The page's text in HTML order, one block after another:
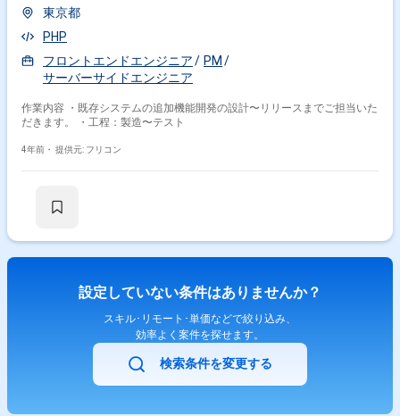
東京都
PHP
フロントエンドエンジニア
PM
サーバーサイドエンジニア
作業内容 ・既存システムの追加機能開発の設計〜リリースまでご担当いた
だきます。 ・工程：製造〜テスト
4年前・ 提供元: フリコン
設定していない条件はありませんか？
スキル･リモート･単価などで絞り込み、
効率よく案件を探せます。
検索条件を変更する